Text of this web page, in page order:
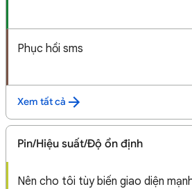
Phục hồi sms
Xem tất cả
Pin/Hiệu suất/Độ ổn định
Nên cho tôi tùy biến giao diện